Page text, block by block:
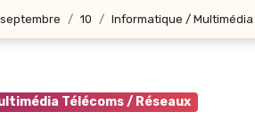
septembre 10 Informatique / Multimédia
Télécoms / Réseaux